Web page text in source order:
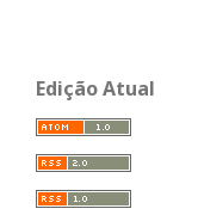
Edição Atual